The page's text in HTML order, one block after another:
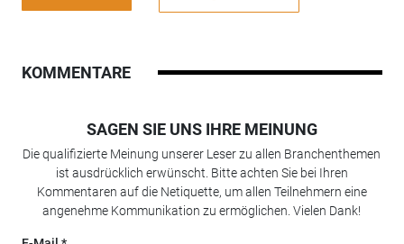
KOMMENTARE
SAGEN SIE UNS IHRE MEINUNG
Die qualifizierte Meinung unserer Leser zu allen Branchenthemen
ist ausdrücklich erwünscht. Bitte achten Sie bei Ihren
Kommentaren auf die Netiquette, um allen Teilnehmern eine
angenehme Kommunikation zu ermöglichen. Vielen Dank!